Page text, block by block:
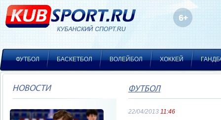
ФУТБОЛ БАСКЕТБОЛ ВОЛЕЙБОЛ ХОККЕЙ
НОВОСТИ ФУТБОЛ
22/04/2013 11:46